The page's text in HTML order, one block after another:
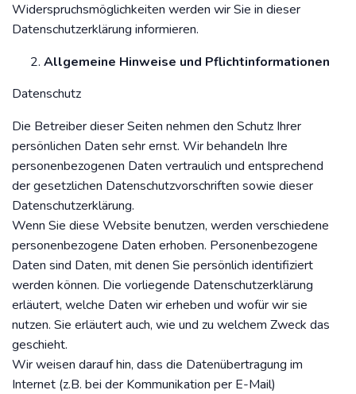
Widerspruchsmöglichkeiten werden wir Sie in dieser
Datenschutzerklärung informieren.
Allgemeine Hinweise und Pflichtinformationen
Datenschutz
Die Betreiber dieser Seiten nehmen den Schutz Ihrer
persönlichen Daten sehr ernst. Wir behandeln Ihre
personenbezogenen Daten vertraulich und entsprechend
der gesetzlichen Datenschutzvorschriften sowie dieser
Datenschutzerklärung.
Wenn Sie diese Website benutzen, werden verschiedene
personenbezogene Daten erhoben. Personenbezogene
Daten sind Daten, mit denen Sie persönlich identifiziert
werden können. Die vorliegende Datenschutzerklärung
erläutert, welche Daten wir erheben und wofür wir sie
nutzen. Sie erläutert auch, wie und zu welchem Zweck das
geschieht.
Wir weisen darauf hin, dass die Datenübertragung im
Internet (z.B. bei der Kommunikation per E-Mail)